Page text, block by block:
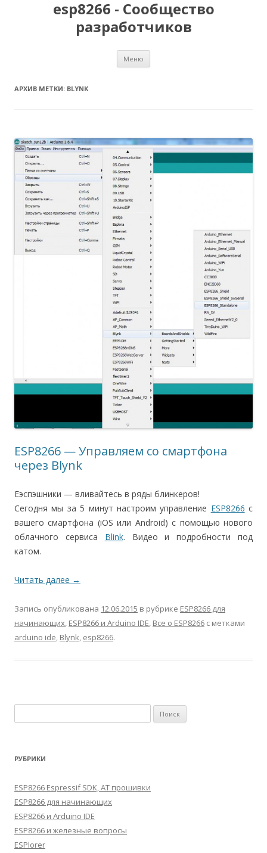
esp8266 - Сообщество
разработчиков
Меню
АРХИВ МЕТКИ: BLYNK
ESP8266 — Управляем со смартфона
через Blynk
Еэспэшники — вливайтесь в ряды блинкеров!
Сегодня мы за 5 минут настроим управление ESP8266 с
вашего смартфона (iOS или Android) с помощью нового
облачного сервиса Blink. Видео и подробности под
катом.
Читать далее →
Запись опубликована 12.06.2015 в рубрике ESP8266 для
начинающих, ESP8266 и Arduino IDE, Все о ESP8266 с метками
arduino ide, Blynk, esp8266.
РУБРИКИ
ESP8266 Espressif SDK, AT прошивки
ESP8266 для начинающих
ESP8266 и Arduino IDE
ESP8266 и железные вопросы
ESPlorer